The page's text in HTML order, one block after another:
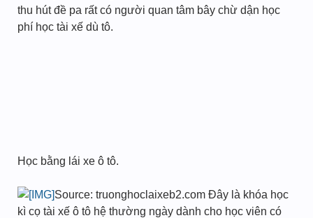
thu hút đề pa rất có người quan tâm bây chừ dận học
phí học tài xế dù tô.
Học bằng lái xe ô tô.
Source: truonghoclaixeb2.com Đây là khóa học
kì cọ tài xế ô tô hệ thường ngày dành cho học viên có